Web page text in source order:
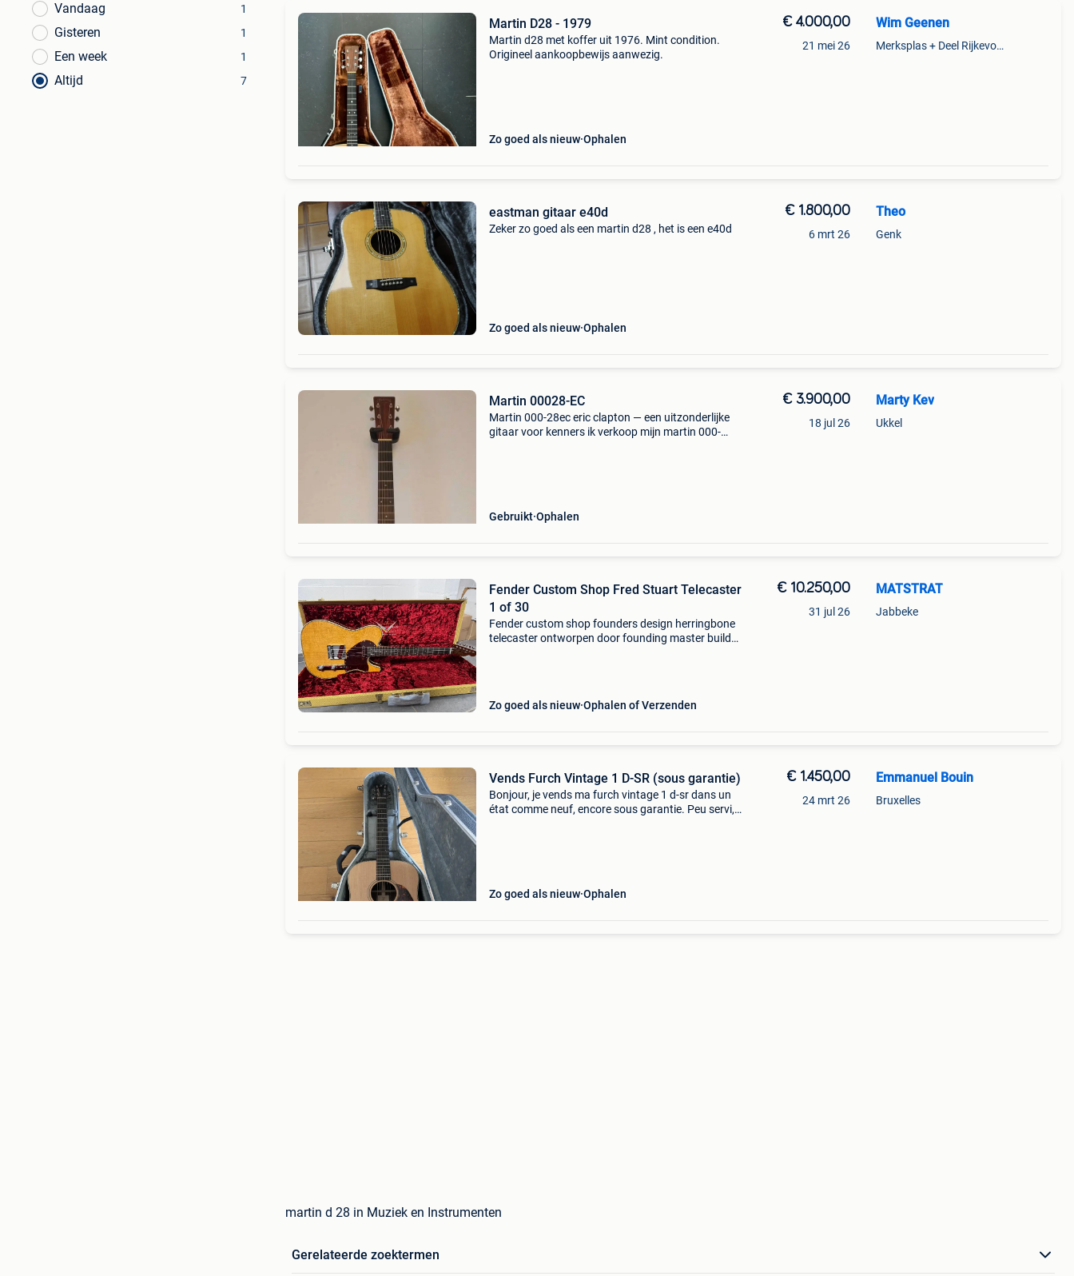
Vandaag
1
Gisteren 1
Een week 1
Altijd 7
Martin D28 - 1979
Martin d28 met koffer uit 1976. Mint condition.
Origineel aankoopbewijs aanwezig.
Zo goed als nieuw Ophalen
€ 4.000,00
21 mei 26
Wim Geenen
Merksplas + Deel Rijkevorsel
eastman gitaar e40d
Zeker zo goed als een martin d28 , het is een e40d
Zo goed als nieuw Ophalen
€ 1.800,00
6 mrt 26
Theo
Genk
Martin 00028-EC
Martin 000-28ec eric clapton — een uitzonderlijke
gitaar voor kenners ik verkoop mijn martin 000-
Gebruikt Ophalen
€ 3.900,00
18 jul 26
Marty Kev
Ukkel
Fender Custom Shop Fred Stuart Telecaster
1 of 30
Fender custom shop founders design herringbone
telecaster ontworpen door founding master builder
Zo goed als nieuw Ophalen of Verzenden
€ 10.250,00
31 jul 26
MATSTRAT
Jabbeke
Vends Furch Vintage 1 D-SR (sous garantie)
Bonjour, je vends ma furch vintage 1 d-sr dans un
état comme neuf, encore sous garantie. Peu servi,
Zo goed als nieuw Ophalen
€ 1.450,00
24 mrt 26
Emmanuel Bouin
Bruxelles
martin d 28 in Muziek en Instrumenten
Gerelateerde zoektermen